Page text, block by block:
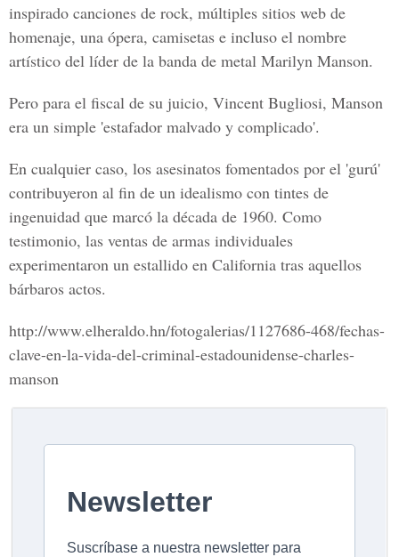
inspirado canciones de rock, múltiples sitios web de
homenaje, una ópera, camisetas e incluso el nombre
artístico del líder de la banda de metal Marilyn Manson.
Pero para el fiscal de su juicio, Vincent Bugliosi, Manson
era un simple 'estafador malvado y complicado'.
En cualquier caso, los asesinatos fomentados por el 'gurú'
contribuyeron al fin de un idealismo con tintes de
ingenuidad que marcó la década de 1960. Como
testimonio, las ventas de armas individuales
experimentaron un estallido en California tras aquellos
bárbaros actos.
http://www.elheraldo.hn/fotogalerias/1127686-468/fechas-
clave-en-la-vida-del-criminal-estadounidense-charles-
manson